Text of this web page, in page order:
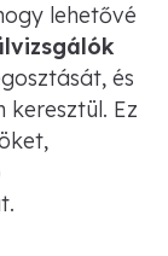
lehetővé
és
keresztül. Ez